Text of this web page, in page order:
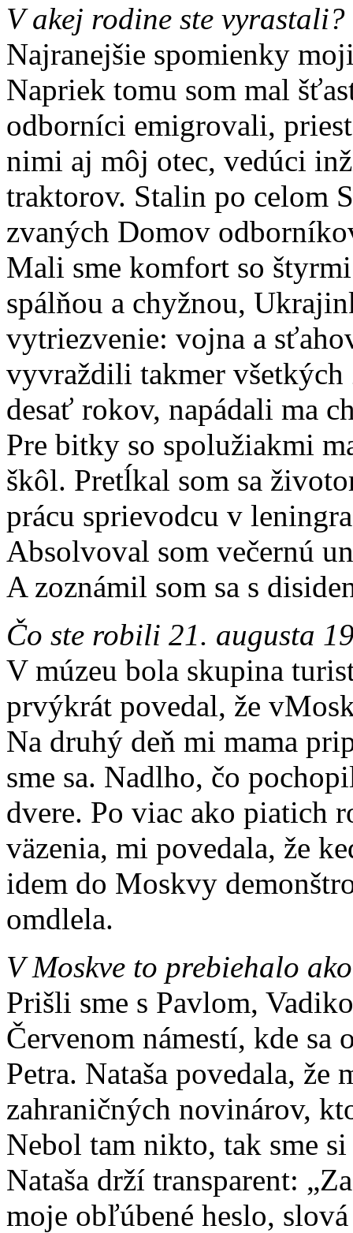
V akej rodine ste vyrastali?
Najranejšie spomienky
Napriek tomu som mal
odborníci emigrovali,
nimi aj môj otec, vedúci
traktorov. Stalin po celom
zvaných Domov
Mali sme komfort so
spálňou a chyžnou,
vytriezvenie: vojna a
vyvraždili takmer
desať rokov, napádali ma
Pre bitky so spolužiakmi
škôl. Pretĺkal som sa
prácu sprievodcu v
Absolvoval som večernú
A zoznámil som sa s
Čo ste robili 21. augusta
V múzeu bola skupina
prvýkrát povedal, že
Na druhý deň mi mama
sme sa. Nadlho, čo
dvere. Po viac ako piatich
väzenia, mi povedala, že
idem do Moskvy
omdlela.
V Moskve to prebiehalo
Prišli sme s Pavlom,
Červenom námestí, kde sa
Petra. Nataša povedala, že
zahraničných novinárov,
Nebol tam nikto, tak sme
Nataša drží transparent:
moje obľúbené heslo,